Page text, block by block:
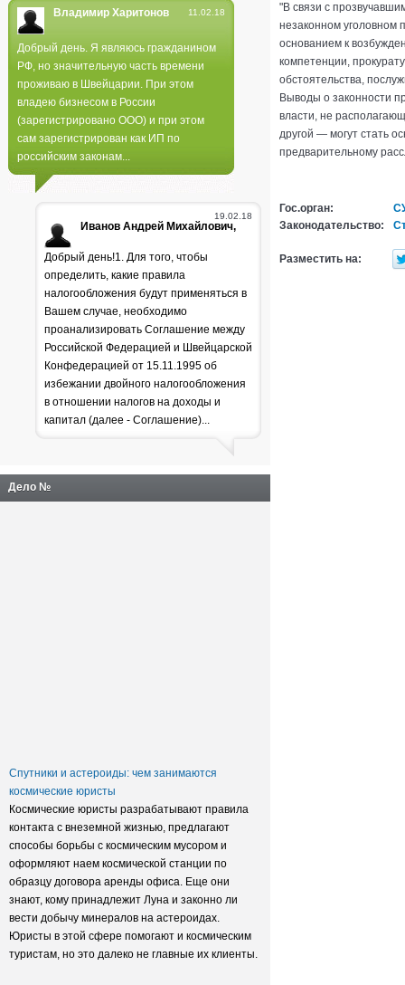
Полиция не нашла следов
поджога в лесах края
Генпрокуратура
раскритиковала положение
дел в лесной отрасли
11.02.18
Владимир Харитонов
Добрый день. Я являюсь гражданином
РФ, но значительную часть времени
проживаю в Швейцарии. При этом
владею бизнесом в России
(зарегистрировано ООО) и при этом
сам зарегистрирован как ИП по
российским законам...
19.02.18
Иванов Андрей Михайлович,
Добрый день!1. Для того, чтобы
определить, какие правила
налогообложения будут применяться в
Вашем случае, необходимо
проанализировать Соглашение между
Российской Федерацией и Швейцарской
Конфедерацией от 15.11.1995 об
избежании двойного налогообложения
в отношении налогов на доходы и
капитал (далее - Соглашение)...
Дело №
Спутники и астероиды: чем занимаются
космические юристы
Космические юристы разрабатывают правила
контакта с внеземной жизнью, предлагают
способы борьбы с космическим мусором и
оформляют наем космической станции по
образцу договора аренды офиса. Еще они
знают, кому принадлежит Луна и законно ли
вести добычу минералов на астероидах.
Юристы в этой сфере помогают и космическим
туристам, но это далеко не главные их клиенты.
"В связи с
незаконном уголовном
основанием к
компетенции,
обстоятельства,
Выводы о законности
власти, не
другой — могут стать
предварительному
Гос.орган:
Законодательство:
Разместить на: